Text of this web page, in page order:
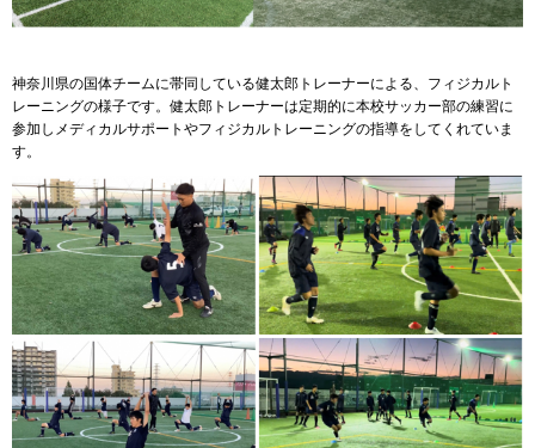
神奈川県の国体チームに帯同している健太郎トレーナーによる、フィジカルト
レーニングの様子です。健太郎トレーナーは定期的に本校サッカー部の練習に
参加しメディカルサポートやフィジカルトレーニングの指導をしてくれていま
す。